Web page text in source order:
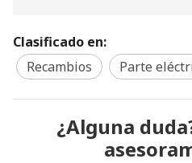
Clasificado en:
Recambios
Parte
¿Alguna